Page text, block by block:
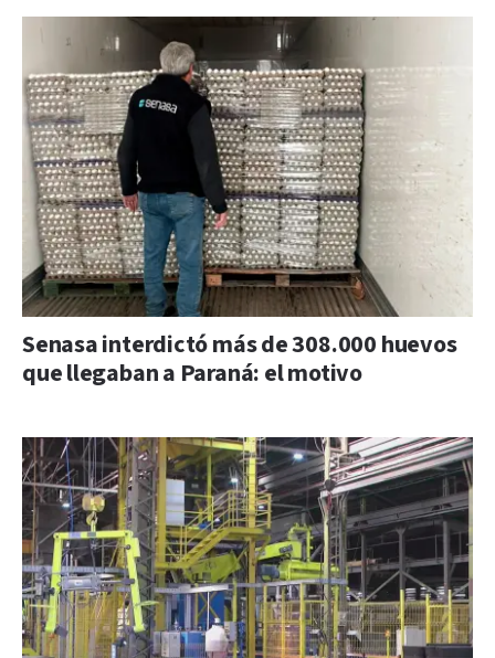
Senasa interdictó más de 308.000 huevos
que llegaban a Paraná: el motivo